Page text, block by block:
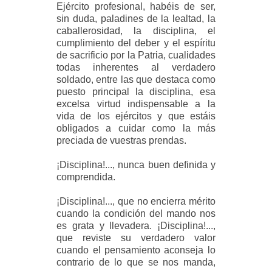
Ejército profesional, habéis de ser,
sin duda, paladines de la lealtad, la
caballerosidad, la disciplina, el
cumplimiento del deber y el espíritu
de sacrificio por la Patria, cualidades
todas inherentes al verdadero
soldado, entre las que destaca como
puesto principal la disciplina, esa
excelsa virtud indispensable a la
vida de los ejércitos y que estáis
obligados a cuidar como la más
preciada de vuestras prendas.
¡Disciplina!..., nunca buen definida y
comprendida.
¡Disciplina!..., que no encierra mérito
cuando la condición del mando nos
es grata y llevadera. ¡Disciplina!...,
que reviste su verdadero valor
cuando el pensamiento aconseja lo
contrario de lo que se nos manda,